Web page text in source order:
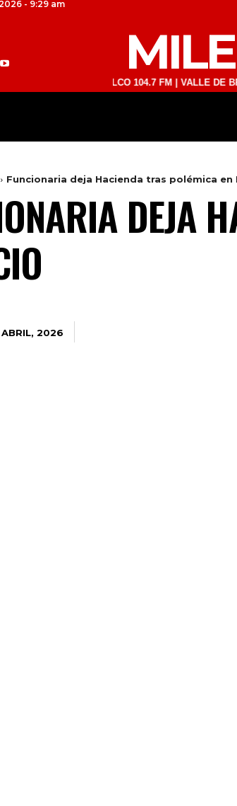
- 9:29 am
FM | ATLACOMULCO 104.7 FM | VALLE DE
Funcionaria deja Hacienda tras polémica en
DEJA
ABRIL, 2026